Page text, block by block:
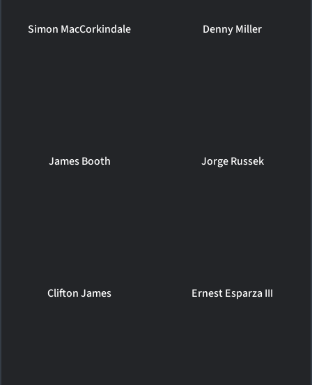
Simon MacCorkindale Denny Miller
James Booth Jorge Russek
Clifton James Ernest Esparza III